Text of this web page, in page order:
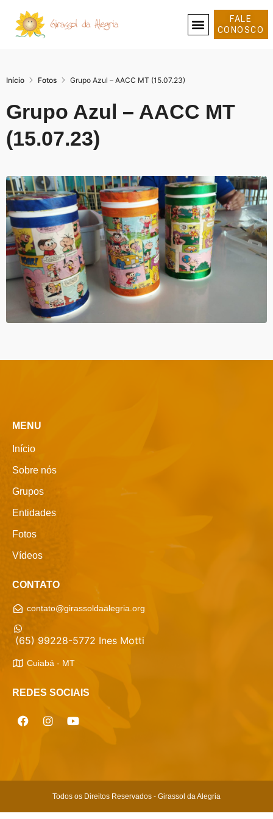
FALE
CONOSCO
Início Fotos Grupo Azul – AACC MT (15.07.23)
Grupo Azul – AACC MT
(15.07.23)
MENU
Início
Sobre nós
Grupos
Entidades
Fotos
Vídeos
CONTATO
contato@girassoldaalegria.org
(65) 99228-5772 Ines Motti
Cuiabá - MT
REDES SOCIAIS
Todos os Direitos Reservados - Girassol da Alegria